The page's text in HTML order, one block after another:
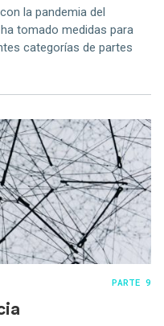
la pandemia del
tomado medidas para
categorías de partes
PARTE 9